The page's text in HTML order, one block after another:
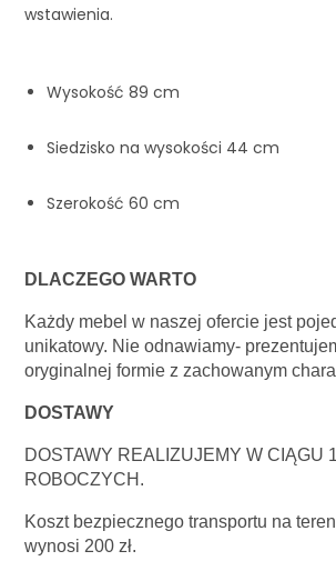
wstawienia.
Wysokość 89 cm
Siedzisko na wysokości 44 cm
Szerokość 60 cm
DLACZEGO WARTO
Każdy mebel w naszej ofercie jest
unikatowy. Nie odnawiamy-
oryginalnej formie z zachowanym
DOSTAWY
DOSTAWY REALIZUJEMY W CIĄGU
ROBOCZYCH.
Koszt bezpiecznego transportu na
wynosi 200 zł.